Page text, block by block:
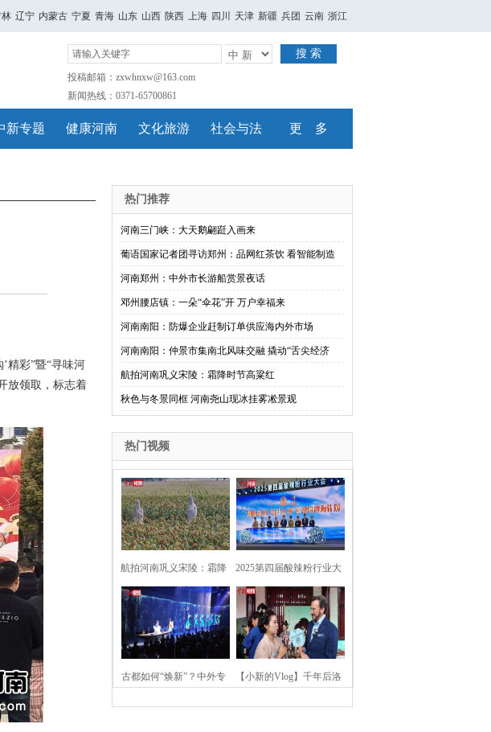
辽宁 内蒙古 宁夏 青海 山东 山西 陕西 上海 四川 天津 新疆 兵团 云南 浙江
搜 索
投稿邮箱：zxwhnxw@163.com
新闻热线：0371-65700861
新专题 健康河南 文化旅游 社会与法 更 多
精彩”暨“寻味河
放领取，标志着
热门推荐
河南三门峡：大天鹅翩跹入画来
葡语国家记者团寻访郑州：品网红茶饮 看智能制造
河南郑州：中外市长游船赏景夜话
邓州腰店镇：一朵“伞花”开 万户幸福来
河南南阳：防爆企业赶制订单供应海内外市场
河南南阳：仲景市集南北风味交融 撬动“舌尖经济
航拍河南巩义宋陵：霜降时节高粱红
秋色与冬景同框 河南尧山现冰挂雾凇景观
热门视频
航拍河南巩义宋陵：霜降
时节高粱红
2025第四届酸辣粉行业大
会在河南开封举行
古都如何“焕新”？中外专 【小新的Vlog】千年后洛